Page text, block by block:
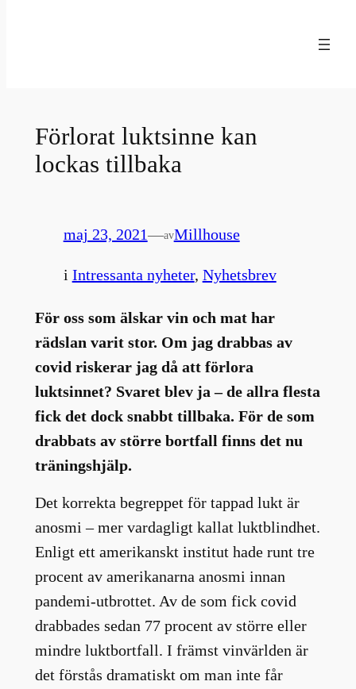
Förlorat luktsinne kan
lockas tillbaka
maj 23, 2021—avMillhouse
i Intressanta nyheter, Nyhetsbrev
För oss som älskar vin och mat har
rädslan varit stor. Om jag drabbas av
covid riskerar jag då att förlora
luktsinnet? Svaret blev ja – de allra flesta
fick det dock snabbt tillbaka. För de som
drabbats av större bortfall finns det nu
träningshjälp.
Det korrekta begreppet för tappad lukt är
anosmi – mer vardagligt kallat luktblindhet.
Enligt ett amerikanskt institut hade runt tre
procent av amerikanarna anosmi innan
pandemi-utbrottet. Av de som fick covid
drabbades sedan 77 procent av större eller
mindre luktbortfall. I främst vinvärlden är
det förstås dramatiskt om man inte får